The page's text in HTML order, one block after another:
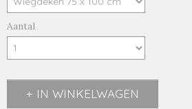
Aantal
IN WINKELWAGEN